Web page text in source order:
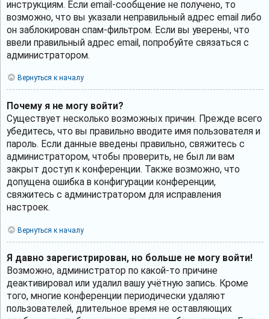
инструкциям. Если email-сообщение не получено, то
возможно, что вы указали неправильный адрес email либо
он заблокирован спам-фильтром. Если вы уверены, что
ввели правильный адрес email, попробуйте связаться с
администратором.
Вернуться к началу
Почему я не могу войти?
Существует несколько возможных причин. Прежде всего
убедитесь, что вы правильно вводите имя пользователя и
пароль. Если данные введены правильно, свяжитесь с
администратором, чтобы проверить, не был ли вам
закрыт доступ к конференции. Также возможно, что
допущена ошибка в конфигурации конференции,
свяжитесь с администратором для исправления
настроек.
Вернуться к началу
Я давно зарегистрирован, но больше не могу войти!
Возможно, администратор по какой-то причине
деактивировал или удалил вашу учётную запись. Кроме
того, многие конференции периодически удаляют
пользователей, длительное время не оставляющих